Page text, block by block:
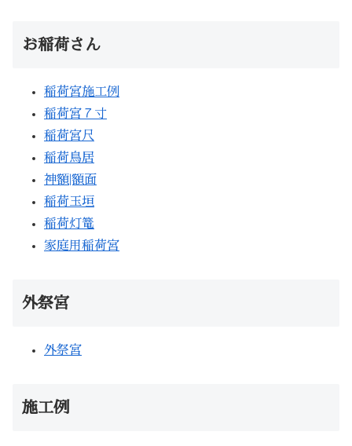
お稲荷さん
稲荷宮施工例
稲荷宮７寸
稲荷宮尺
稲荷鳥居
神額|額面
稲荷玉垣
稲荷灯篭
家庭用稲荷宮
外祭宮
外祭宮
施工例